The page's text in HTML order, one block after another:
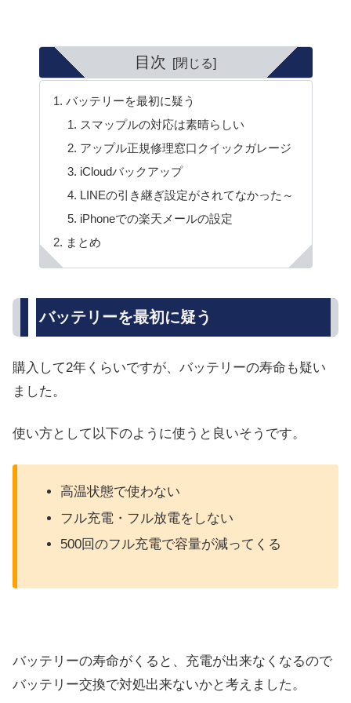
目次
バッテリーを最初に疑う
スマップルの対応は素晴らしい
アップル正規修理窓口クイックガレージ
iCloudバックアップ
LINEの引き継ぎ設定がされてなかった～
iPhoneでの楽天メールの設定
まとめ
バッテリーを最初に疑う
購入して2年くらいですが、バッテリーの寿命も疑い
ました。
使い方として以下のように使うと良いそうです。
高温状態で使わない
フル充電・フル放電をしない
500回のフル充電で容量が減ってくる
バッテリーの寿命がくると、充電が出来なくなるので
バッテリー交換で対処出来ないかと考えました。